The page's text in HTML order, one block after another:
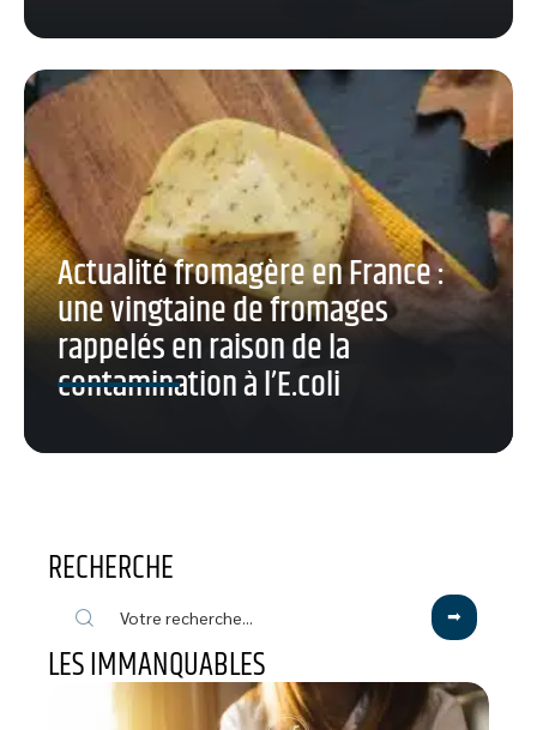
Actualité fromagère en France :
une vingtaine de fromages
rappelés en raison de la
contamination à l’E.coli
RECHERCHE
LES IMMANQUABLES